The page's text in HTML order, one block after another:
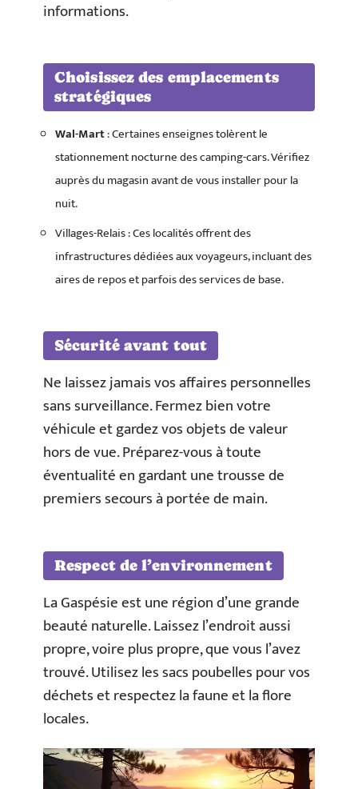
informations.
Choisissez des emplacements
stratégiques
Wal-Mart: Certaines enseignes tolèrent le
stationnement nocturne des camping-cars. Vérifiez
auprès du magasin avant de vous installer pour la
nuit.
Villages-Relais : Ces localités offrent des
infrastructures dédiées aux voyageurs, incluant des
aires de repos et parfois des services de base.
Sécurité avant tout
Ne laissez jamais vos affaires personnelles
sans surveillance. Fermez bien votre
véhicule et gardez vos objets de valeur
hors de vue. Préparez-vous à toute
éventualité en gardant une trousse de
premiers secours à portée de main.
Respect de l’environnement
La Gaspésie est une région d’une grande
beauté naturelle. Laissez l’endroit aussi
propre, voire plus propre, que vous l’avez
trouvé. Utilisez les sacs poubelles pour vos
déchets et respectez la faune et la flore
locales.